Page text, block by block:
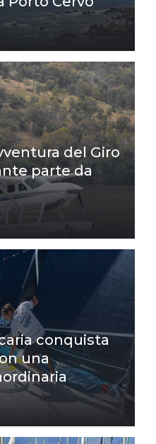
del Giro
parte da
conquista
una